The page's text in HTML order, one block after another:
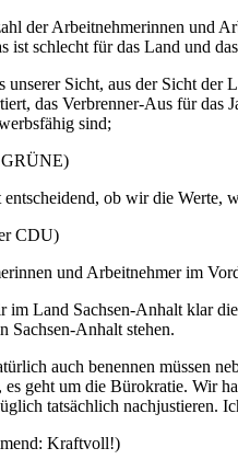
der Arbeitnehmerinnen und
ist schlecht für das Land und
unserer Sicht, aus der Sicht
das Verbrenner-Aus für das
sind;
GRÜNE)
ob wir die Werte,
CDU)
und Arbeitnehmer im
im Land Sachsen-Anhalt klar
Sachsen-Anhalt stehen.
auch benennen müssen
geht um die Bürokratie. Wir
tatsächlich nachjustieren.
Kraftvoll!)